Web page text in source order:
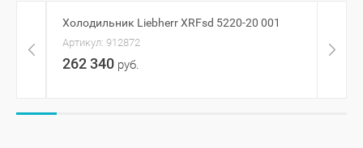
Холодильник Liebherr XRFsd 5220-20 001
Артикул: 912872
262 340 руб.